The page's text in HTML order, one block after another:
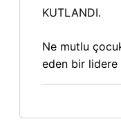
KUTLANDI.
Ne mutlu
eden bir lidere